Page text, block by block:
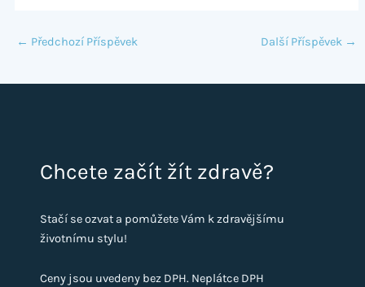
← Předchozí Příspěvek Další Příspěvek →
Chcete začít žít zdravě?
Stačí se ozvat a pomůžete Vám k zdravějšímu
životnímu stylu!
Ceny jsou uvedeny bez DPH. Neplátce DPH